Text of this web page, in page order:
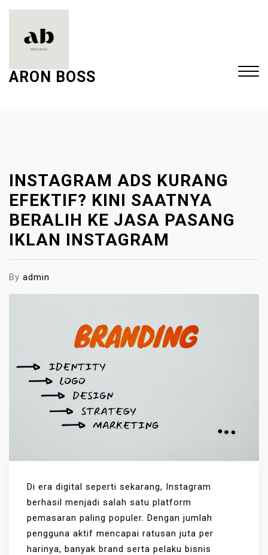
ARON BOSS
INSTAGRAM ADS KURANG
EFEKTIF? KINI SAATNYA
BERALIH KE JASA PASANG
IKLAN INSTAGRAM
By admin
Di era digital seperti sekarang, Instagram
berhasil menjadi salah satu platform
pemasaran paling populer. Dengan jumlah
pengguna aktif mencapai ratusan juta per
harinya, banyak brand serta pelaku bisnis